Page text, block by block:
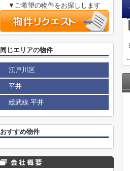
▼ご希望の物件をお探しします
同じエリアの物件
江戸川区
平井
総武線 平井
おすすめ物件